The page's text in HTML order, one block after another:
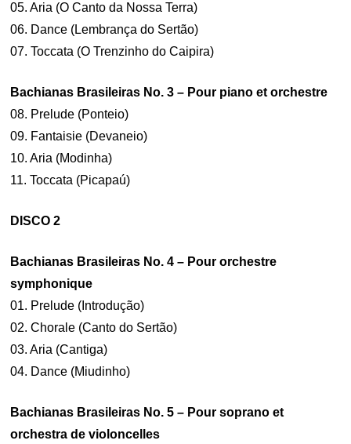
05. Aria (O Canto da Nossa Terra)
06. Dance (Lembrança do Sertão)
07. Toccata (O Trenzinho do Caipira)
Bachianas Brasileiras No. 3 – Pour piano et orchestre
08. Prelude (Ponteio)
09. Fantaisie (Devaneio)
10. Aria (Modinha)
11. Toccata (Picapaú)
DISCO 2
Bachianas Brasileiras No. 4 – Pour orchestre
symphonique
01. Prelude (Introdução)
02. Chorale (Canto do Sertão)
03. Aria (Cantiga)
04. Dance (Miudinho)
Bachianas Brasileiras No. 5 – Pour soprano et
orchestra de violoncelles